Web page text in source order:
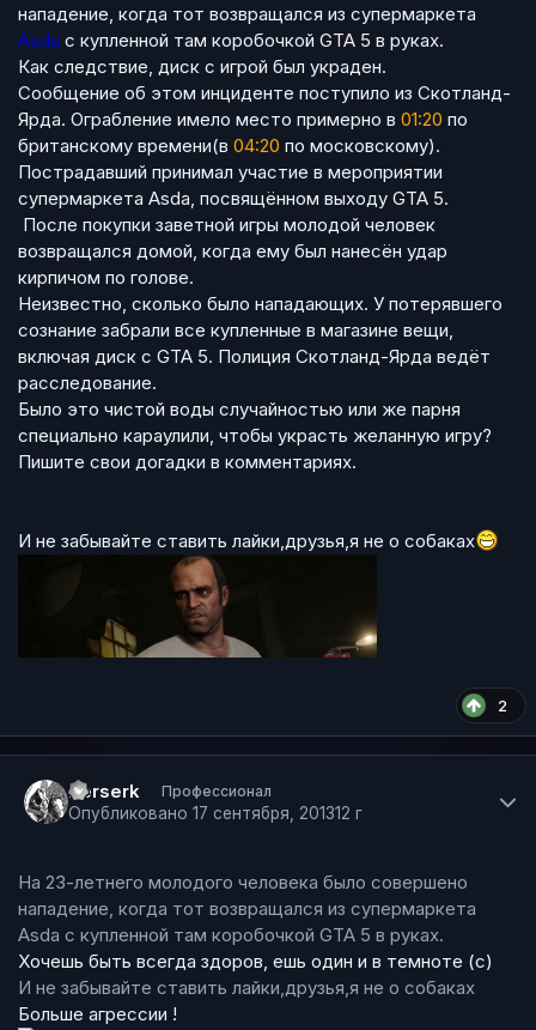
нападение, когда тот возвращался из супермаркета
Asda с купленной там коробочкой GTA 5 в руках.
Как следствие, диск с игрой был украден.
Сообщение об этом инциденте поступило из Скотланд-
Ярда. Ограбление имело место примерно в 01:20 по
британскому времени(в 04:20 по московскому).
Пострадавший принимал участие в мероприятии
супермаркета Asda, посвящённом выходу GTA 5.
После покупки заветной игры молодой человек
возвращался домой, когда ему был нанесён удар
кирпичом по голове.
Неизвестно, сколько было нападающих. У потерявшего
сознание забрали все купленные в магазине вещи,
включая диск с GTA 5. Полиция Скотланд-Ярда ведёт
расследование.
Было это чистой воды случайностью или же парня
специально караулили, чтобы украсть желанную игру?
Пишите свои догадки в комментариях.
И не забывайте ставить лайки,друзья,я не о собаках
2
Berserk Профессионал
Опубликовано 17 сентября, 201312 г
На 23-летнего молодого человека было совершено
нападение, когда тот возвращался из супермаркета
Asda с купленной там коробочкой GTA 5 в руках.
Хочешь быть всегда здоров, ешь один и в темноте (с)
И не забывайте ставить лайки,друзья,я не о собаках
Больше агрессии !